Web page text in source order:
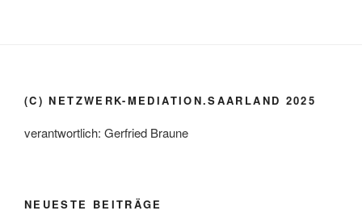
(C) NETZWERK-MEDIATION.SAARLAND 2025
verantwortlich: Gerfried Braune
NEUESTE BEITRÄGE